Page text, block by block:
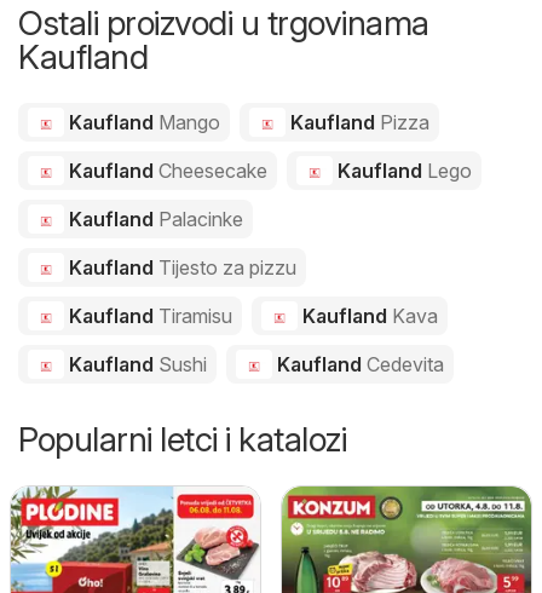
Ostali proizvodi u trgovinama
Kaufland
Kaufland Mango Kaufland Pizza
Kaufland Cheesecake Kaufland Lego
Kaufland Palacinke
Kaufland Tijesto za pizzu
Kaufland Tiramisu Kaufland Kava
Kaufland Sushi Kaufland Cedevita
Popularni letci i katalozi